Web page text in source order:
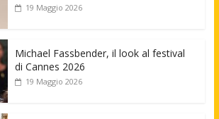
19 Maggio 2026
Michael Fassbender, il look al festival
di Cannes 2026
19 Maggio 2026